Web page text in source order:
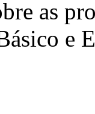
as
e